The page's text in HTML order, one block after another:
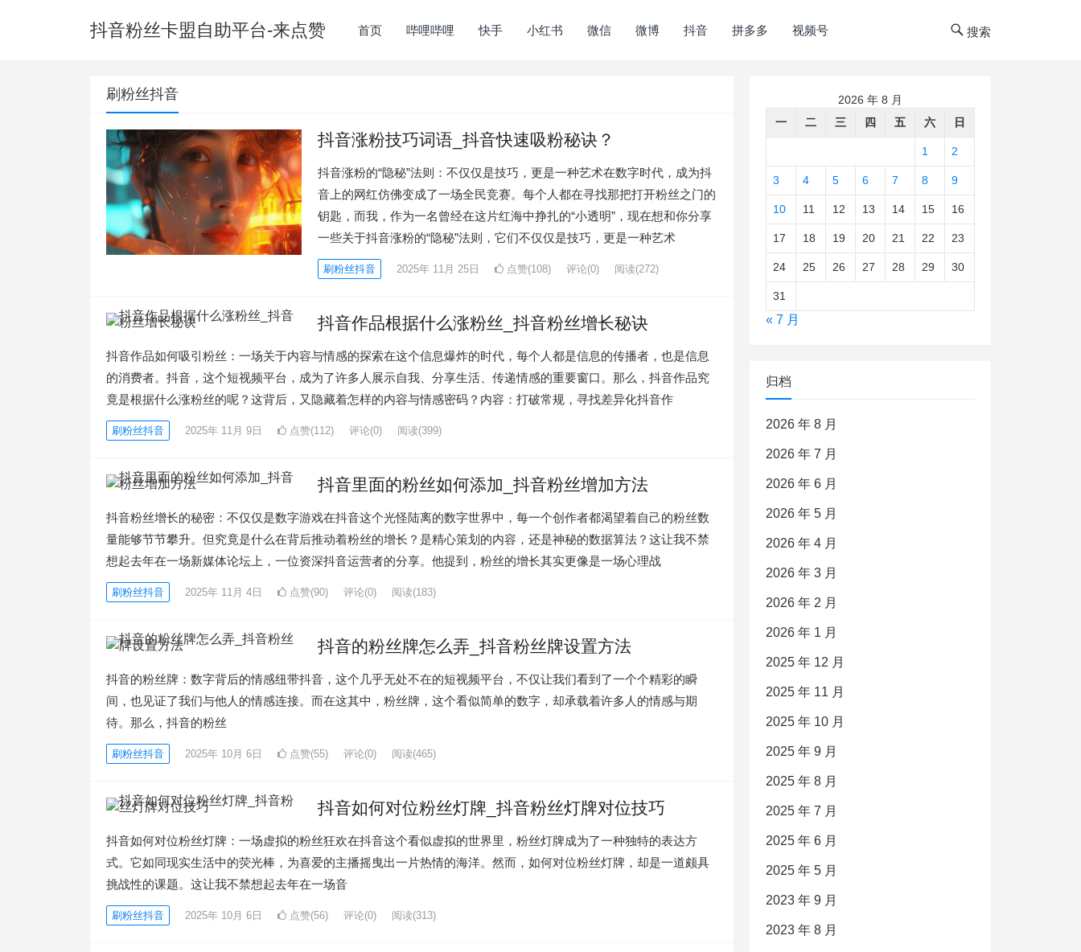
抖音粉丝卡盟自助平台-来点赞 首页 哔哩哔哩 快手 小红书 微信 微博 抖音 拼多多 视频号 搜索
刷粉丝抖音
抖音涨粉技巧词语_抖音快速吸粉秘诀？
抖音涨粉的“隐秘”法则：不仅仅是技巧，更是一种艺术在数字时代，成为抖
音上的网红仿佛变成了一场全民竞赛。每个人都在寻找那把打开粉丝之门的
钥匙，而我，作为一名曾经在这片红海中挣扎的“小透明”，现在想和你分享
一些关于抖音涨粉的“隐秘”法则，它们不仅仅是技巧，更是一种艺术
刷粉丝抖音 2025年 11月 25日 点赞(108) 评论(0) 阅读(272)
抖音作品根据什么涨粉丝_抖音粉丝增长秘诀
抖音作品如何吸引粉丝：一场关于内容与情感的探索在这个信息爆炸的时代，每个人都是信息的传播者，也是信息
的消费者。抖音，这个短视频平台，成为了许多人展示自我、分享生活、传递情感的重要窗口。那么，抖音作品究
竟是根据什么涨粉丝的呢？这背后，又隐藏着怎样的内容与情感密码？内容：打破常规，寻找差异化抖音作
刷粉丝抖音 2025年 11月 9日 点赞(112) 评论(0) 阅读(399)
抖音里面的粉丝如何添加_抖音粉丝增加方法
抖音粉丝增长的秘密：不仅仅是数字游戏在抖音这个光怪陆离的数字世界中，每一个创作者都渴望着自己的粉丝数
量能够节节攀升。但究竟是什么在背后推动着粉丝的增长？是精心策划的内容，还是神秘的数据算法？这让我不禁
想起去年在一场新媒体论坛上，一位资深抖音运营者的分享。他提到，粉丝的增长其实更像是一场心理战
刷粉丝抖音 2025年 11月 4日 点赞(90) 评论(0) 阅读(183)
抖音的粉丝牌怎么弄_抖音粉丝牌设置方法
抖音的粉丝牌：数字背后的情感纽带抖音，这个几乎无处不在的短视频平台，不仅让我们看到了一个个精彩的瞬
间，也见证了我们与他人的情感连接。而在这其中，粉丝牌，这个看似简单的数字，却承载着许多人的情感与期
待。那么，抖音的粉丝
刷粉丝抖音 2025年 10月 6日 点赞(55) 评论(0) 阅读(465)
抖音如何对位粉丝灯牌_抖音粉丝灯牌对位技巧
抖音如何对位粉丝灯牌：一场虚拟的粉丝狂欢在抖音这个看似虚拟的世界里，粉丝灯牌成为了一种独特的表达方
式。它如同现实生活中的荧光棒，为喜爱的主播摇曳出一片热情的海洋。然而，如何对位粉丝灯牌，却是一道颇具
挑战性的课题。这让我不禁想起去年在一场音
刷粉丝抖音 2025年 10月 6日 点赞(56) 评论(0) 阅读(313)
2026 年 8 月
一
二 三 四 五 六 日
1 2
3 4 5 6 7 8 9
10 11 12 13 14 15 16
17 18 19 20 21 22 23
24 25 26 27 28 29 30
31
« 7 月
归档
2026 年 8 月
2026 年 7 月
2026 年 6 月
2026 年 5 月
2026 年 4 月
2026 年 3 月
2026 年 2 月
2026 年 1 月
2025 年 12 月
2025 年 11 月
2025 年 10 月
2025 年 9 月
2025 年 8 月
2025 年 7 月
2025 年 6 月
2025 年 5 月
2023 年 9 月
2023 年 8 月